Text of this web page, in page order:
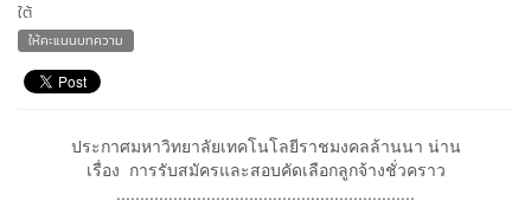
ใต้
ให้คะแนนบทความ
ประกาศมหาวิทยาลัยเทคโนโลยีราชมงคลล้านนา น่าน
เรื่อง การรับสมัครและสอบคัดเลือกลูกจ้างชั่วคราว
...............................................................